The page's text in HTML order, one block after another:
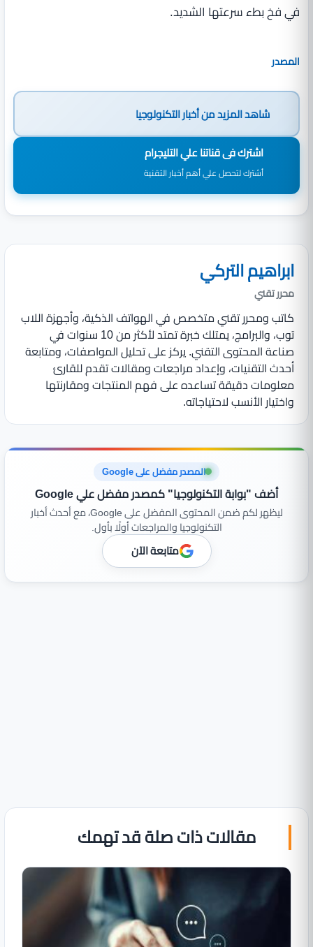
في فخ بطء سرعتها الشديد.
المصدر
شاهد المزيد منأخبار التكنولوجيا
اشترك فى قناتنا علي التليجرام
أشترك لتحصل علي أهم أخبار التقنية
ابراهيم التركي
محرر تقني
كاتب ومحرر تقني متخصص في الهواتف الذكية، وأجهزة اللاب
توب، والبرامج، يمتلك خبرة تمتد لأكثر من 10 سنوات في
صناعة المحتوى التقني. يركز على تحليل المواصفات، ومتابعة
أحدث التقنيات، وإعداد مراجعات ومقالات تقدم للقارئ
معلومات دقيقة تساعده على فهم المنتجات ومقارنتها
واختيار الأنسب لاحتياجاته.
المصدر مفضل على Google
أضف "بوابة التكنولوجيا" كمصدر مفضل علي Google
ليظهر لكم ضمن المحتوى المفضل على Google، مع أحدث أخبار
التكنولوجيا والمراجعات أولًا بأول.
متابعة الآن
مقالات ذات صلة قد تهمك